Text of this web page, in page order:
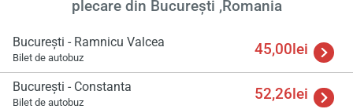
plecare din București ,Romania
București - Ramnicu Valcea
Bilet de autobuz 45,00lei
București - Constanta
Bilet de autobuz 52,26lei